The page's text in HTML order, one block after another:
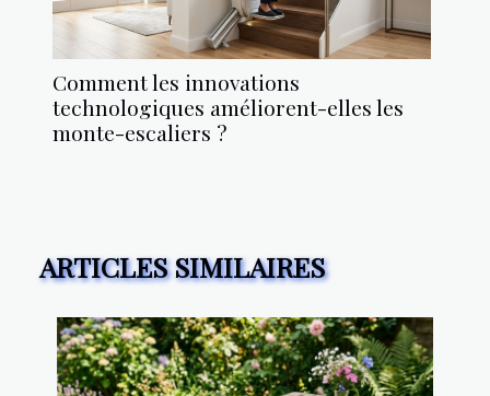
Comment les innovations
technologiques améliorent-elles les
monte-escaliers ?
ARTICLES SIMILAIRES